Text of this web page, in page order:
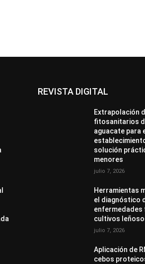
REVISTA DIGITAL
Extrapolación
fitosanitarios
aguacate para
solución
menores
julio 7, 2026
Herramientas
el diagnóstico
enfermedades
cultivos
julio 7, 2026
Aplicación de
cebos